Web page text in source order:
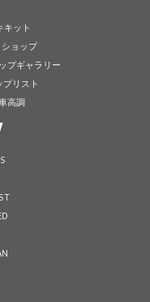
ット
ョップ
プギャラリー
リスト
高調